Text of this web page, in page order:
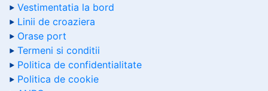
Vestimentatia la bord
Linii de croaziera
Orase port
Termeni si conditii
Politica de confidentialitate
Politica de cookie